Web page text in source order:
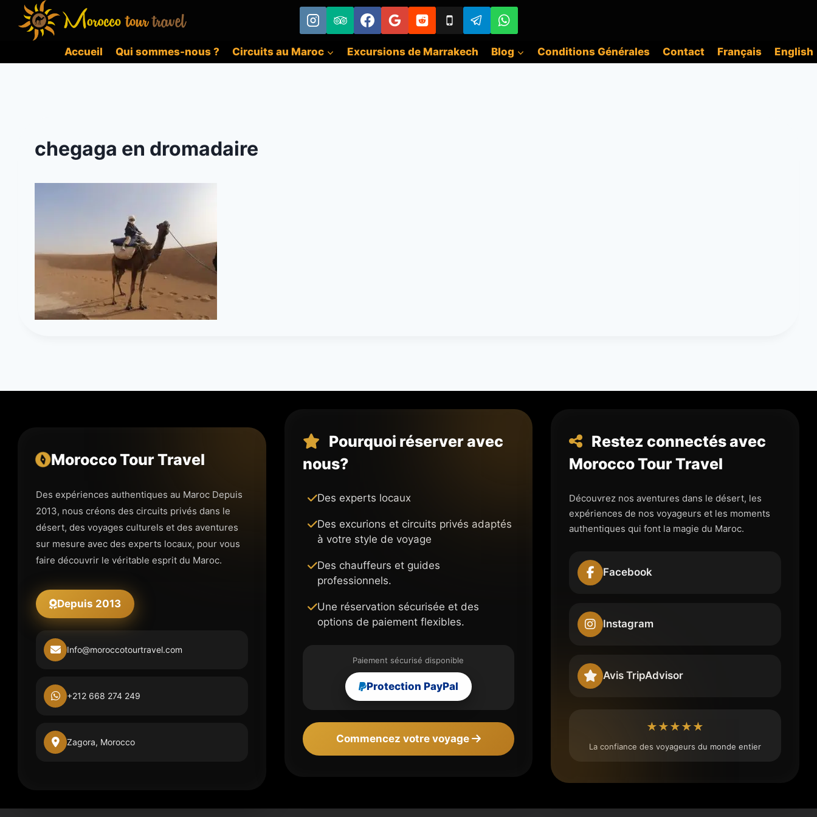
contenu
Accueil
Qui sommes-nous ? Circuits au Maroc Excursions de Marrakech Blog Conditions Générales Contact Français English
chegaga en dromadaire
Morocco Tour Travel
Des expériences authentiques au Maroc Depuis
2013, nous créons des circuits privés dans le
désert, des voyages culturels et des aventures
sur mesure avec des experts locaux, pour vous
faire découvrir le véritable esprit du Maroc.
Depuis 2013
Info@moroccotourtravel.com
+212 668 274 249
Zagora, Morocco
Pourquoi réserver avec
nous?
Des experts locaux
Des excurions et circuits privés adaptés
à votre style de voyage
Des chauffeurs et guides
professionnels.
Une réservation sécurisée et des
options de paiement flexibles.
Paiement sécurisé disponible
Protection PayPal
Commencez votre voyage
Restez connectés avec
Morocco Tour Travel
Découvrez nos aventures dans le désert, les
expériences de nos voyageurs et les moments
authentiques qui font la magie du Maroc.
Facebook
Instagram
Avis TripAdvisor
★★★★★
La confiance des voyageurs du monde entier